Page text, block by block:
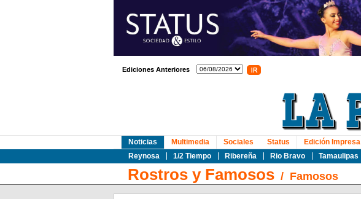
Ediciones Anteriores
Noticias
Reynosa
1/2 Tiempo Ribereña Rio Bravo Tamaulipas
Multimedia Sociales Status Edición Impresa
Rostros y Famosos/ Famosos